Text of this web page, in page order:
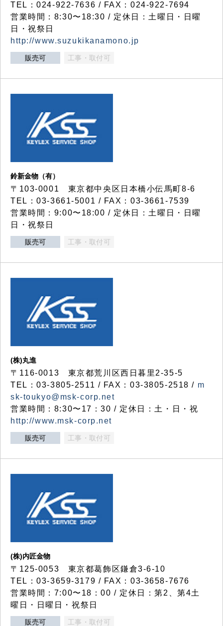
TEL：024-922-7636 / FAX：024-922-7694
営業時間：8:30〜18:30 / 定休日：土曜日・日曜
日・祝祭日
http://www.suzukikanamono.jp
販売可 工事・取付可
鈴新金物（有）
〒103-0001 東京都中央区日本橋小伝馬町8-6
TEL：03-3661-5001 / FAX：03-3661-7539
営業時間：9:00〜18:00 / 定休日：土曜日・日曜
日・祝祭日
販売可 工事・取付可
(株)丸進
〒116-0013 東京都荒川区西日暮里2-35-5
TEL：03-3805-2511 / FAX：03-3805-2518 / m
sk-toukyo@msk-corp.net
営業時間：8:30〜17：30 / 定休日：土・日・祝
http://www.msk-corp.net
販売可 工事・取付可
(株)内匠金物
〒125-0053 東京都葛飾区鎌倉3-6-10
TEL：03-3659-3179 / FAX：03-3658-7676
営業時間：7:00〜18：00 / 定休日：第2、第4土
曜日・日曜日・祝祭日
販売可 工事・取付可